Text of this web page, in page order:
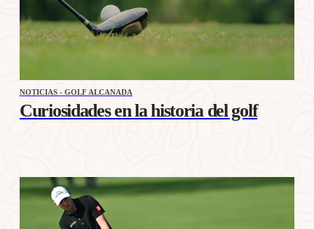
NOTICIAS - GOLF ALCANADA
Curiosidades en la historia del golf